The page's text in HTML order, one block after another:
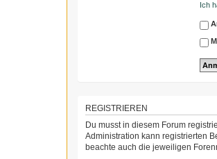
Ich
REGISTRIEREN
Du musst in diesem Forum
Administration kann registrierten
beachte auch die jeweiligen